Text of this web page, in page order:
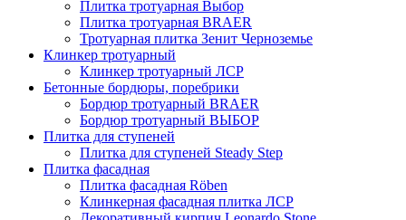
Плитка тротуарная Выбор
Плитка тротуарная BRAER
Тротуарная плитка Зенит Черноземье
Клинкер тротуарный
Клинкер тротуарный ЛСР
Бетонные бордюры, поребрики
Бордюр тротуарный BRAER
Бордюр тротуарный ВЫБОР
Плитка для ступеней
Плитка для ступеней Steady Step
Плитка фасадная
Плитка фасадная Röben
Клинкерная фасадная плитка ЛСР